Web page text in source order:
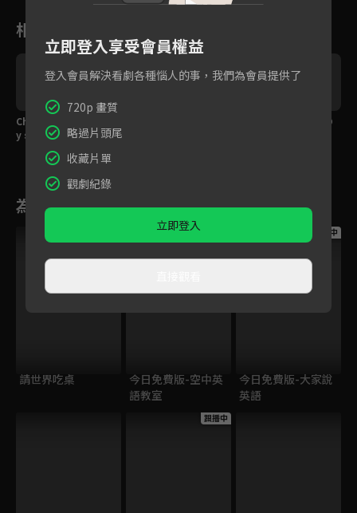
相關花絮
Cherry Bullet紫蘿－M
y sea
Weeekly Jihan－PO
為您推薦
請世界吃桌
今日免費版-空中英
語教室
跟播中
今日免費版-大家說
英語
跟播中
立即登入享受會員權益
登入會員解決看劇各種惱人的事，我們為會員提供了
720p 畫質
略過片頭尾
收藏片單
觀劇紀錄
立即登入